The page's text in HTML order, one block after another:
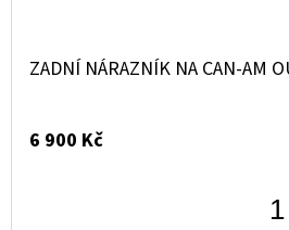
ZADNÍ NÁRAZNÍK NA CAN-AM
6 900 Kč